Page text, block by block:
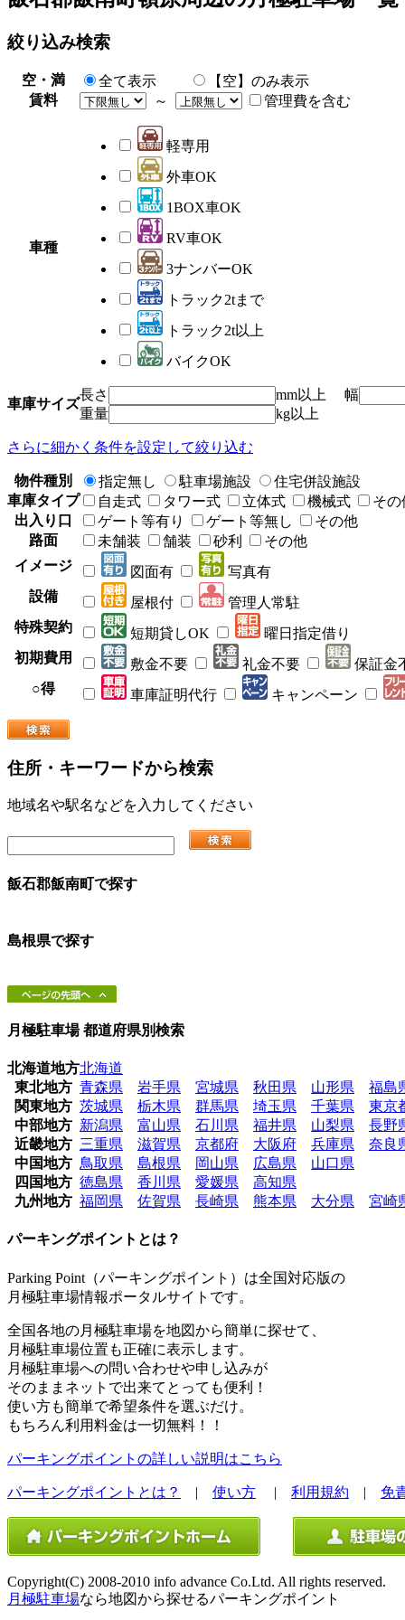
絞り込み検索
空・満 全て表示
【空】のみ表示
賃料
～ 管理費を含む
車種
軽専用
外車OK
1BOX車OK
RV車OK
3ナンバーOK
トラック2tまで
トラック2t以上
バイクOK
車庫サイズ
長さ
mm以上 幅
重量
kg以上
さらに細かく条件を設定して絞り込む
物件種別 指定無し 駐車場施設
住宅併設施設
車庫タイプ
自走式 タワー式 立体式 機械式
その
出入り口
ゲート等有り ゲート等無し
その他
路面
未舗装 舗装 砂利
その他
イメージ
図面有
写真有
設備
屋根付
管理人常駐
特殊契約
短期貸しOK
曜日指定借り
初期費用
敷金不要 礼金不要
保証金
○得
車庫証明代行 キャンペーン
住所・キーワードから検索
地域名や駅名などを入力してください
飯石郡飯南町で探す
島根県で探す
月極駐車場 都道府県別検索
北海道地方北海道
東北地方 青森県 岩手県 宮城県 秋田県 山形県
福島
関東地方 茨城県 栃木県 群馬県 埼玉県 千葉県
東京
中部地方 新潟県 富山県 石川県 福井県 山梨県
長野
近畿地方 三重県 滋賀県 京都府 大阪府 兵庫県
奈良
中国地方 鳥取県 島根県 岡山県 広島県
山口県
四国地方 徳島県 香川県 愛媛県
高知県
九州地方 福岡県 佐賀県 長崎県 熊本県 大分県 宮崎
パーキングポイントとは？
Parking Point（パーキングポイント）は全国対応版の
月極駐車場情報ポータルサイトです。
全国各地の月極駐車場を地図から簡単に探せて、
月極駐車場位置も正確に表示します。
月極駐車場への問い合わせや申し込みが
そのままネットで出来てとっても便利！
使い方も簡単で希望条件を選ぶだけ。
もちろん利用料金は一切無料！！
パーキングポイントの詳しい説明はこちら
パーキングポイントとは？ | 使い方 | 利用規約 | 免
Copyright(C) 2008-2010 info advance Co.Ltd. All rights reserved.
月極駐車場なら地図から探せるパーキングポイント